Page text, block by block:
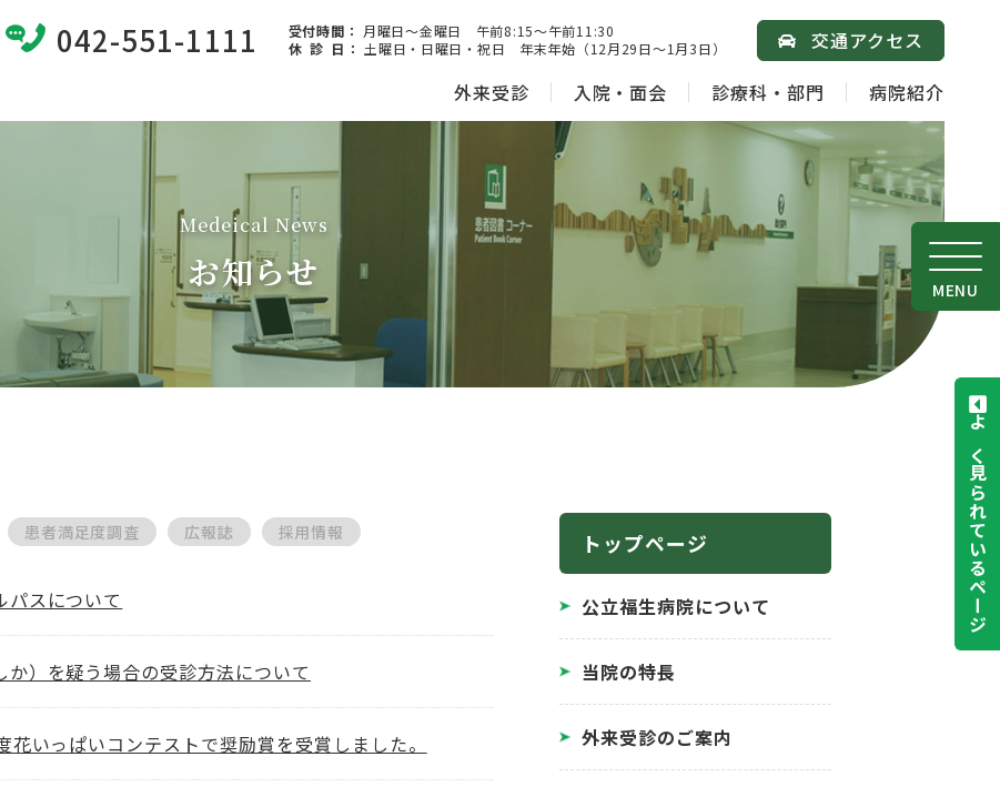
042-551-1111 受付時間： 月曜日～金曜日 午前8:15～午前11:30
休 診 日 ： 土曜日・日曜日・祝日 年末年始（12月29日～1月3日）
交通アクセス
外来受診
入院・面会 診療科・部門 病院紹介
MENU
よく見られているページ
Medeical News
お知らせ
患者満足度調査 広報誌 採用情報
パスについて
か）を疑う場合の受診方法について
花いっぱいコンテストで奨励賞を受賞しました。
トップページ
公立福生病院について
当院の特長
外来受診のご案内